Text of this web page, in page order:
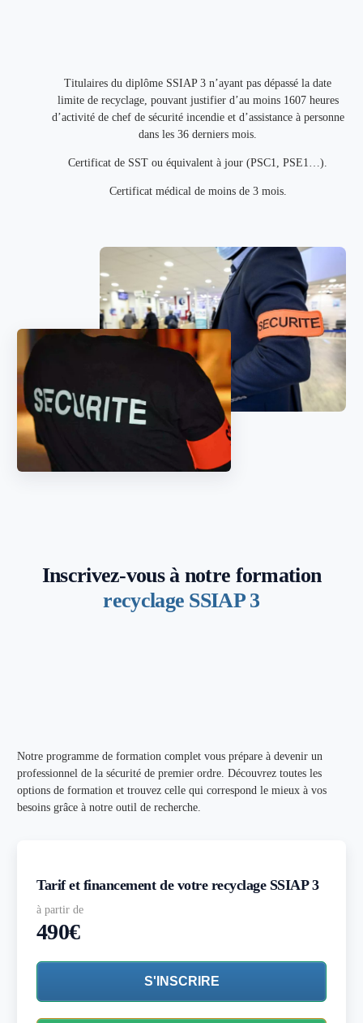
Titulaires du diplôme SSIAP 3 n’ayant pas dépassé la date
limite de recyclage, pouvant justifier d’au moins 1607 heures
d’activité de chef de sécurité incendie et d’assistance à personne
dans les 36 derniers mois.
Certificat de SST ou équivalent à jour (PSC1, PSE1…).
Certificat médical de moins de 3 mois.
Inscrivez-vous à notre formation
recyclage SSIAP 3
Notre programme de formation complet vous prépare à devenir un
professionnel de la sécurité de premier ordre. Découvrez toutes les
options de formation et trouvez celle qui correspond le mieux à vos
besoins grâce à notre outil de recherche.
Tarif et financement de votre recyclage SSIAP 3
à partir de
490€
S'INSCRIRE